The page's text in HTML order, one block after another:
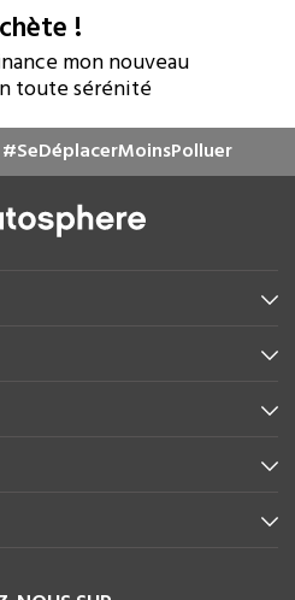
!
mon nouveau
toute sérénité